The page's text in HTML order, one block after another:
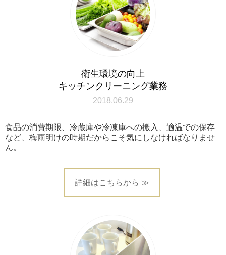
衛生環境の向上
キッチンクリーニング業務
2018.06.29
食品の消費期限、冷蔵庫や冷凍庫への搬入、適温での保存
など、梅雨明けの時期だからこそ気にしなければなりませ
ん。
詳細はこちらから ≫